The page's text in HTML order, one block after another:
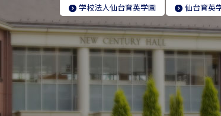
学校法人仙台育英学園 仙台育英